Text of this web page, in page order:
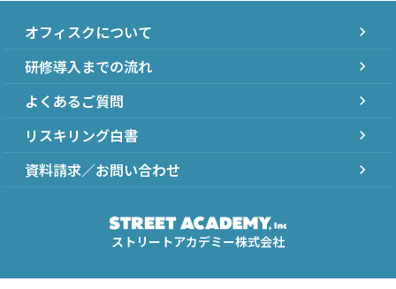
オフィスクについて chevron_right
研修導入までの流れ chevron_right
よくあるご質問 chevron_right
リスキリング白書 chevron_right
資料請求／お問い合わせ chevron_right
ストリートアカデミー株式会社